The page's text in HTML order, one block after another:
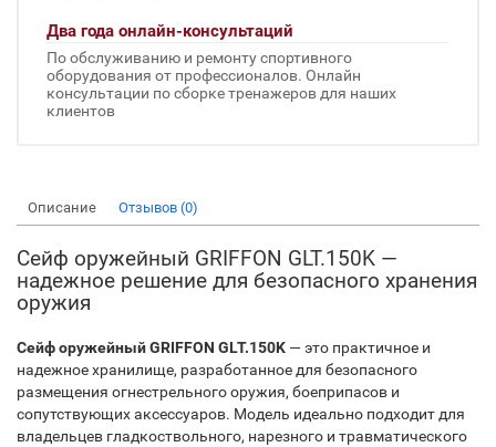
Два года онлайн-консультаций
По обслуживанию и ремонту спортивного
оборудования от профессионалов. Онлайн
консультации по сборке тренажеров для наших
клиентов
Описание Отзывов (0)
Сейф оружейный GRIFFON GLT.150K —
надежное решение для безопасного хранения
оружия
Сейф оружейный GRIFFON GLT.150K — это практичное и
надежное хранилище, разработанное для безопасного
размещения огнестрельного оружия, боеприпасов и
сопутствующих аксессуаров. Модель идеально подходит для
владельцев гладкоствольного, нарезного и травматического